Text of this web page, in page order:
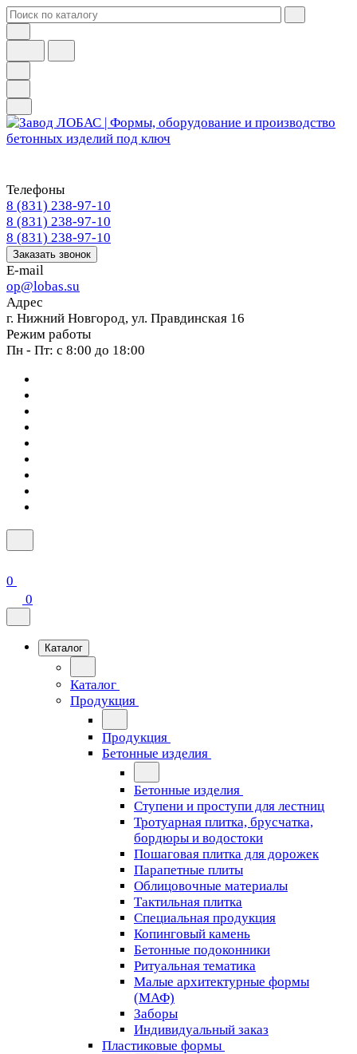
Телефоны
8 (831) 238-97-10
8 (831) 238-97-10
8 (831) 238-97-10
Заказать звонок
E-mail
op@lobas.su
Адрес
г. Нижний Новгород, ул. Правдинская 16
Режим работы
Пн - Пт: с 8:00 до 18:00
0
0
Каталог
Каталог
Продукция
Продукция
Бетонные изделия
Бетонные изделия
Ступени и проступи для лестниц
Тротуарная плитка, брусчатка,
бордюры и водостоки
Пошаговая плитка для дорожек
Парапетные плиты
Облицовочные материалы
Тактильная плитка
Специальная продукция
Копинговый камень
Бетонные подоконники
Ритуальная тематика
Малые архитектурные формы
(МАФ)
Заборы
Индивидуальный заказ
Пластиковые формы